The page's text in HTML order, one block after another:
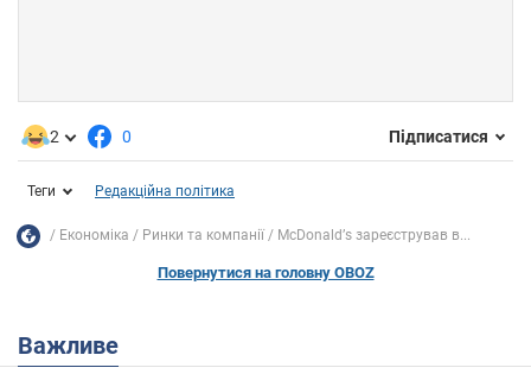
2 0 Підписатися
Теги Редакційна політика
Економіка Ринки та компанії McDonaldʼs зареєстрував в...
Повернутися на головну OBOZ
Важливе